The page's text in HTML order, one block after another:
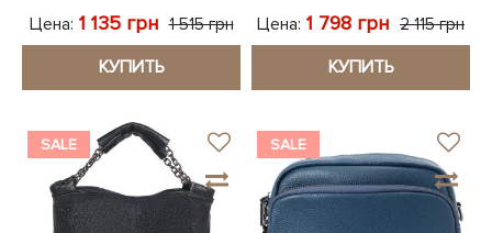
Цена: 1 135 грн 1 515 грн
КУПИТЬ
Цена: 1 798 грн 2 115 грн
КУПИТЬ
SALE SALE